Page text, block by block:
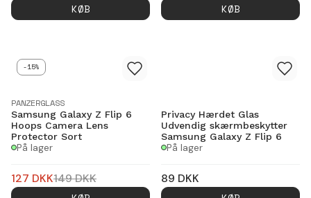
KØB
KØB
-15%
PANZERGLASS
Samsung Galaxy Z Flip 6
Hoops Camera Lens
Protector Sort
På lager
127 DKK149DKK
Privacy Hærdet Glas
Udvendig skærmbeskytter
Samsung Galaxy Z Flip 6
På lager
89 DKK